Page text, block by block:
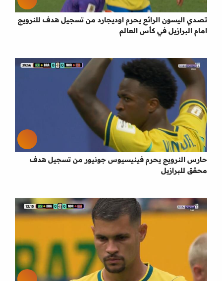
تصدي اليسون الرائع يحرم اوديجارد من تسجيل هدف للنرويج
امام البرازيل في كأس العالم
حارس النرويج يحرم فينيسيوس جونيور من تسجيل هدف
محقق للبرازيل